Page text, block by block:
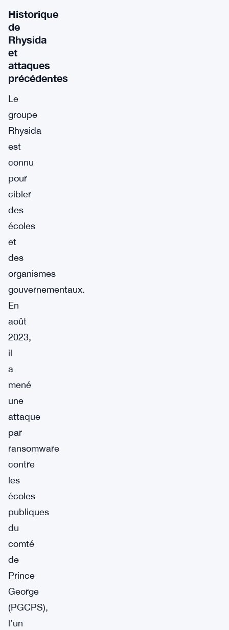
Historique
de
Rhysida
et
attaques
précédentes
Le
groupe
Rhysida
est
connu
pour
cibler
des
écoles
et
des
organismes
gouvernementaux.
En
août
2023,
il
a
mené
une
attaque
par
ransomware
contre
les
écoles
publiques
du
comté
de
Prince
George
(PGCPS),
l’un